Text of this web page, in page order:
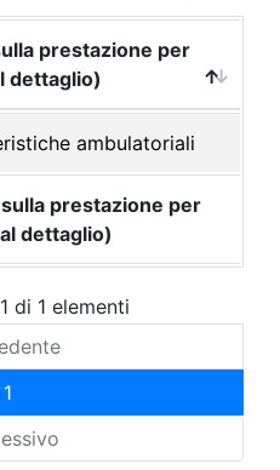
prestazione per
dettaglio)
ambulatoriali
prestazione per
dettaglio)
di 1 elementi
1